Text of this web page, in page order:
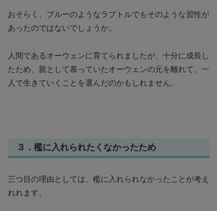
おそらく、ブルーのようなラプトルでもそのような習性が
あったのではないでしょうか。
人間であるオーウェンに育てられましたが、十分に成長し
たため、親として慕っていたオーウェンの元を離れて、一
人で生きていくことを選んだのかもしれません。
３．檻に入れられたくなかったため
三つ目の理由としては、檻に入れられなかったことが考え
れれます。